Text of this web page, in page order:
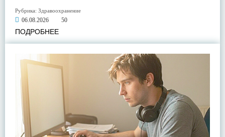
Рубрика: Здравоохранение
06.08.2026 50
ПОДРОБНЕЕ